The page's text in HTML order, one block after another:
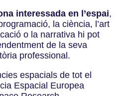
interessada en l’espai,
la ciència, l’art
o la narrativa hi pot
de la seva
professional.
espacials de tot el
Espacial Europea